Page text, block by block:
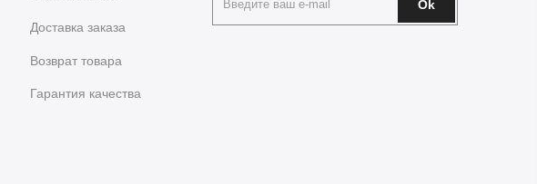
Доставка заказа
Возврат товара
Гарантия качества
Ok